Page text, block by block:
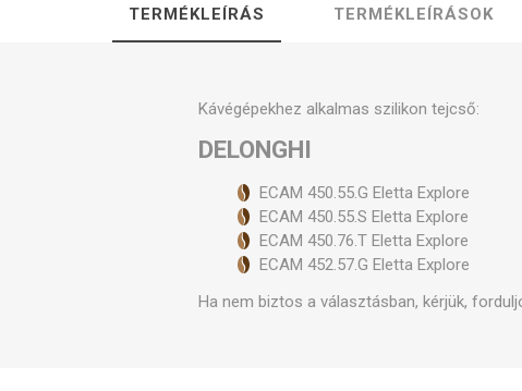
TERMÉKLEÍRÁS TERMÉKLEÍRÁSOK
Kávégépekhez alkalmas szilikon tejcső:
DELONGHI
ECAM 450.55.G Eletta Explore
ECAM 450.55.S Eletta Explore
ECAM 450.76.T Eletta Explore
ECAM 452.57.G Eletta Explore
Ha nem biztos a választásban, kérjük,